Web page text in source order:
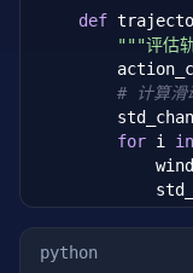
def
"""评估
# 计算滑
for i in
def
python